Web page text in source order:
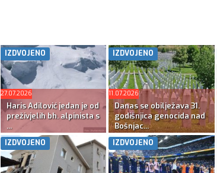
IZDVOJENO
27.07.2026
Haris Adilović jedan je od
preživjelih bh. alpinista s
...
IZDVOJENO
11.07.2026
Danas se obilježava 31.
godišnjica genocida nad
Bošnjac...
IZDVOJENO IZDVOJENO